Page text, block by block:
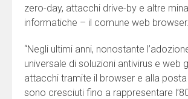
zero-day, attacchi drive-by e altre
informatiche – il comune web browser.
“Negli ultimi anni, nonostante
universale di soluzioni antivirus e web
attacchi tramite il browser e alla
sono cresciuti fino a rappresentare